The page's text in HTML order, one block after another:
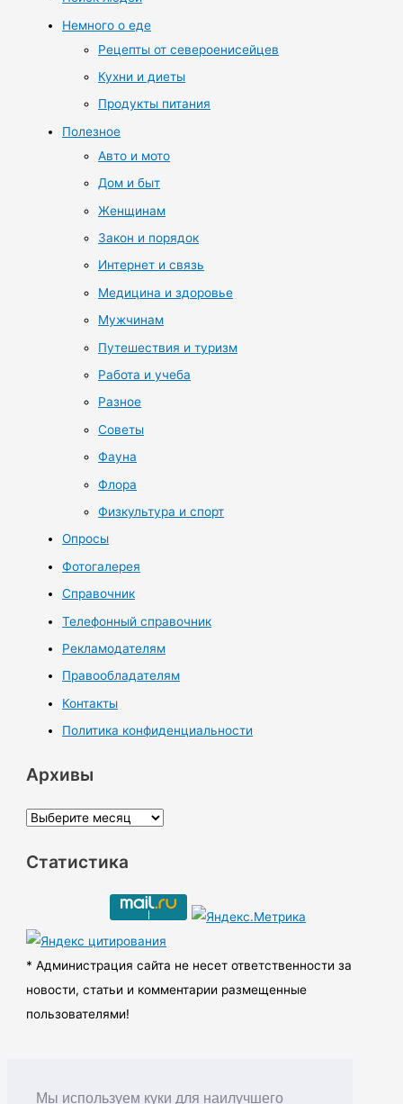
Мы используем куки для наилучшего
Немного о еде
Рецепты от североенисейцев
Кухни и диеты
Продукты питания
Полезное
Авто и мото
Дом и быт
Женщинам
Закон и порядок
Интернет и связь
Медицина и здоровье
Мужчинам
Путешествия и туризм
Работа и учеба
Разное
Советы
Фауна
Флора
Физкультура и спорт
Опросы
Фотогалерея
Справочник
Телефонный справочник
Рекламодателям
Правообладателям
Контакты
Политика конфиденциальности
Архивы
А
х
ы
Статистика
* Администрация сайта не несет ответственности за
новости, статьи и комментарии размещенные
пользователями!